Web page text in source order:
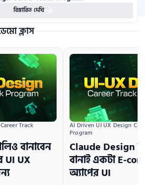
বিস্তারিত দেখি
ক্লাস
Track
বানাবেন
UI UX
AI Driven UI UX Design
Program
Claude Design
বানাই একটা E-
অ্যাপের UI